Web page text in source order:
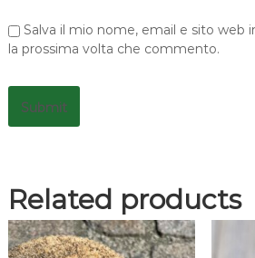
Salva il mio nome, email e sito web
la prossima volta che commento.
Related products